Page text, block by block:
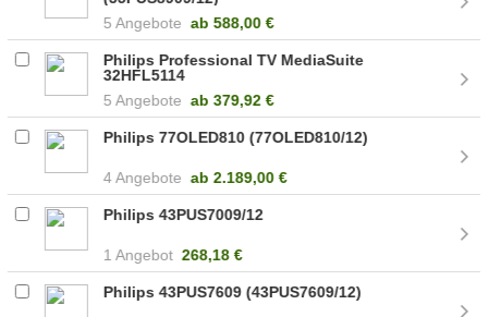
5 Angebote ab 588,00 €
Philips Professional TV MediaSuite
32HFL5114
5 Angebote ab 379,92 €
Philips 77OLED810 (77OLED810/12)
4 Angebote ab 2.189,00 €
Philips 43PUS7009/12
1 Angebot 268,18 €
Philips 43PUS7609 (43PUS7609/12)